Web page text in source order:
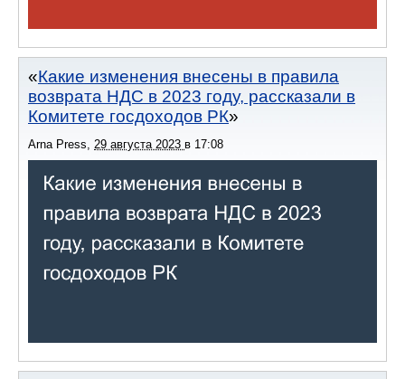
Какие изменения внесены в правила
возврата НДС в 2023 году, рассказали в
Комитете госдоходов РК
Arna Press, 29 августа 2023 в 17:08